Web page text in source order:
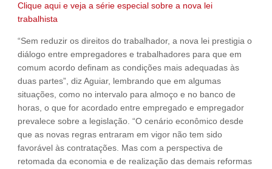
Clique aqui e veja a série especial sobre a nova lei
trabalhista
“Sem reduzir os direitos do trabalhador, a nova lei prestigia o
diálogo entre empregadores e trabalhadores para que em
comum acordo definam as condições mais adequadas às
duas partes”, diz Aguiar, lembrando que em algumas
situações, como no intervalo para almoço e no banco de
horas, o que for acordado entre empregado e empregador
prevalece sobre a legislação. “O cenário econômico desde
que as novas regras entraram em vigor não tem sido
favorável às contratações. Mas com a perspectiva de
retomada da economia e de realização das demais reformas